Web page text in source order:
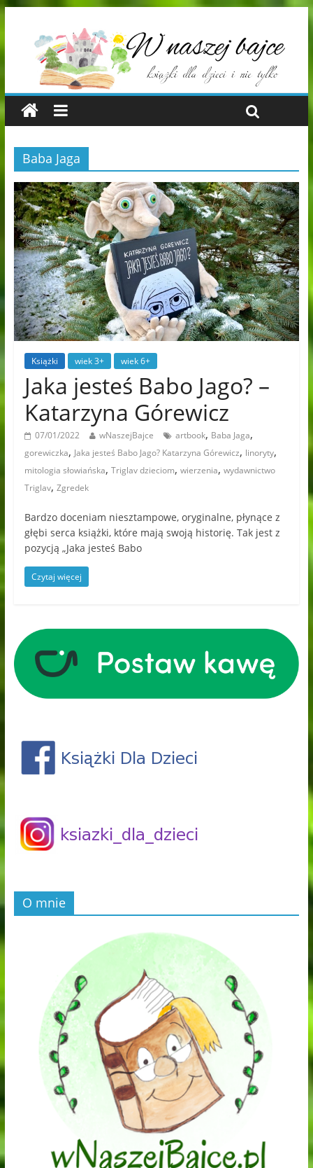
Baba Jaga
Książki wiek 3+ wiek 6+
Jaka jesteś Babo Jago? –
Katarzyna Górewicz
07/01/2022 wNaszejBajce artbook, Baba Jaga,
gorewiczka, Jaka jesteś Babo Jago? Katarzyna Górewicz, linoryty,
mitologia słowiańska, Triglav dzieciom, wierzenia, wydawnictwo
Triglav, Zgredek
Bardzo doceniam niesztampowe, oryginalne, płynące z
głębi serca książki, które mają swoją historię. Tak jest z
pozycją „Jaka jesteś Babo
Czytaj więcej
O mnie